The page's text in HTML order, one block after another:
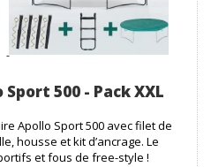
500 - Pack XXL
Apollo Sport 500 avec filet de
housse et kit d’ancrage. Le
et fous de free-style !